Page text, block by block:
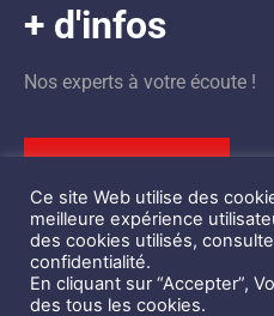
+ d'infos
Nos experts à votre écoute !
Design by
Ce site Web utilise des
meilleure expérience
des cookies utilisés,
confidentialité.
En cliquant sur “Accepter”,
des tous les cookies.